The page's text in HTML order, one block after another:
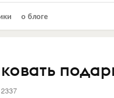
о блоге
2337